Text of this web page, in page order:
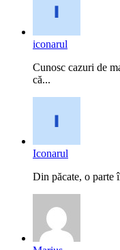
iconarul
Cunosc cazuri de
că...
Iconarul
Din păcate, o parte